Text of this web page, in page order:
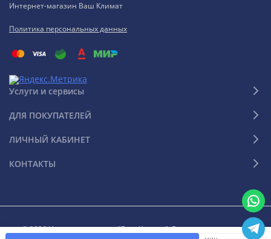
Интернет-магазин Ваш Климат
Политика персональных данных
Услуги и сервисы
ДЛЯ ПОКУПАТЕЛЕЙ
ЛИЧНЫЙ КАБИНЕТ
КОНТАКТЫ
© 2026 Интернет-магазин "Ваш Климат". Все права защищены